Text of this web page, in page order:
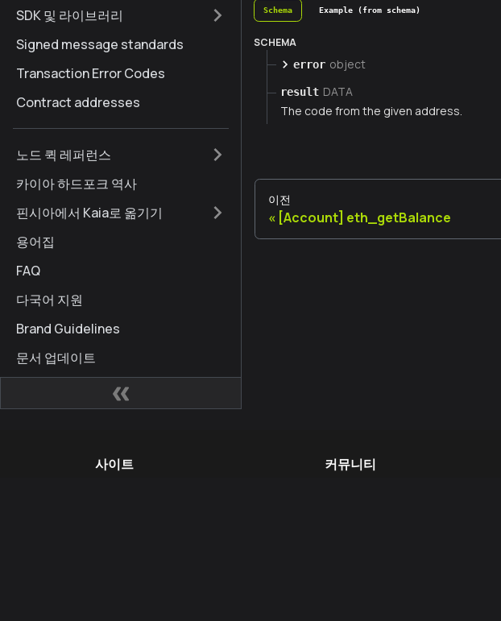
SDK 및 라이브러리
Signed message standards
Transaction Error Codes
Contract addresses
노드 퀵 레퍼런스
카이아 하드포크 역사
핀시아에서 Kaia로 옮기기
용어집
FAQ
다국어 지원
Brand Guidelines
문서 업데이트
Schema Example (from schema)
SCHEMA
error object
result DATA
The code from the given address.
이전
[Account] eth_getBalance
사이트
커뮤니티